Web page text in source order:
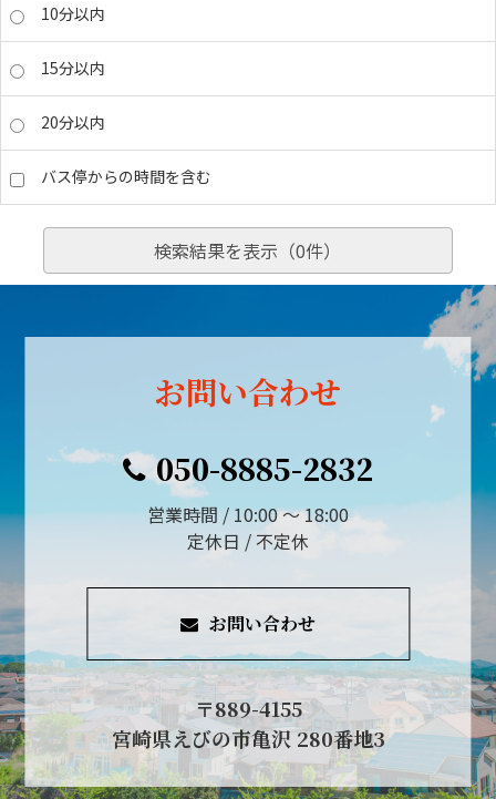
10分以内
15分以内
20分以内
バス停からの時間を含む
検索結果を表示（0件）
お問い合わせ
050-8885-2832
営業時間 / 10:00 ～ 18:00
定休日 / 不定休
お問い合わせ
〒889-4155
宮崎県えびの市亀沢 280番地3